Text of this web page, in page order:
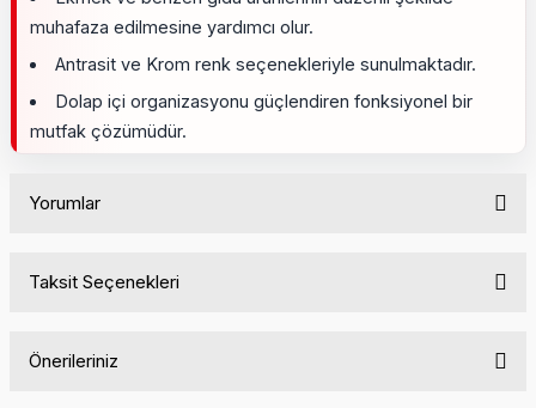
muhafaza edilmesine yardımcı olur.
Antrasit ve Krom renk seçenekleriyle sunulmaktadır.
Dolap içi organizasyonu güçlendiren fonksiyonel bir
mutfak çözümüdür.
Yorumlar
Taksit Seçenekleri
Önerileriniz